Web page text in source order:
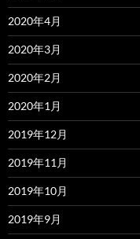
2020年4月
2020年3月
2020年2月
2020年1月
2019年12月
2019年11月
2019年10月
2019年9月